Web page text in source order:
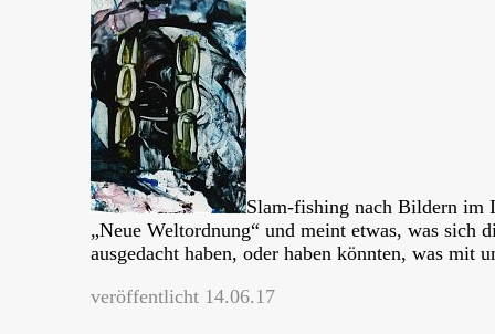
Slam-fishing nach Bildern im
„Neue Weltordnung“ und meint etwas, was sich
ausgedacht haben, oder haben könnten, was mit
veröffentlicht 14.06.17